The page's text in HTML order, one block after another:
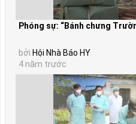
Phóng sự: “Bánh chưng
bởi Hội Nhà Báo HY
4 năm trước